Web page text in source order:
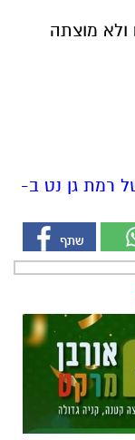
ולא מוצתה
רמת גן נט ב-